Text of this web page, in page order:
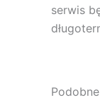
serwis